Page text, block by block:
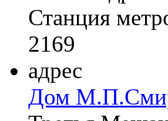
Станция
2169
адрес
Дом